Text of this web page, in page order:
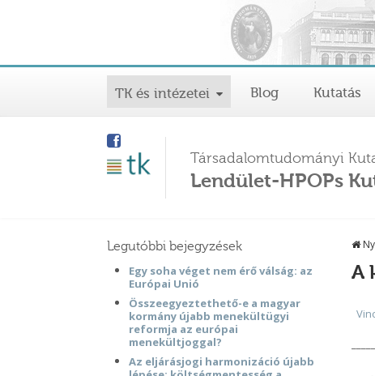
TK és intézetei Blog Kutatás
Társadalomtudományi
Lendület-HPOPs
Legutóbbi bejegyzések
Egy soha véget nem érő válság: az
Európai Unió
Összeegyeztethető-e a magyar
kormány újabb menekültügyi
reformja az európai
menekültjoggal?
Az eljárásjogi harmonizáció újabb
A